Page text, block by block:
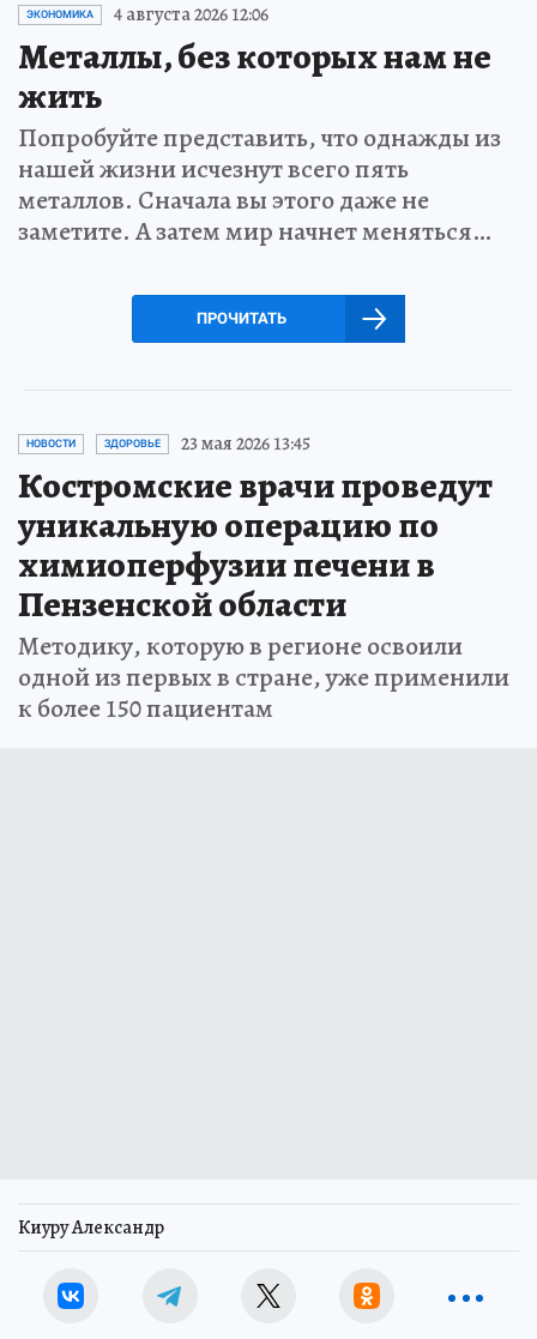
ЭКОНОМИКА 4 августа 2026 12:06
Металлы, без которых нам не
жить
Попробуйте представить, что однажды из
нашей жизни исчезнут всего пять
металлов. Сначала вы этого даже не
заметите. А затем мир начнет меняться…
ПРОЧИТАТЬ
НОВОСТИ ЗДОРОВЬЕ 23 мая 2026 13:45
Костромские врачи проведут
уникальную операцию по
химиоперфузии печени в
Пензенской области
Методику, которую в регионе освоили
одной из первых в стране, уже применили
к более 150 пациентам
Киуру Александр